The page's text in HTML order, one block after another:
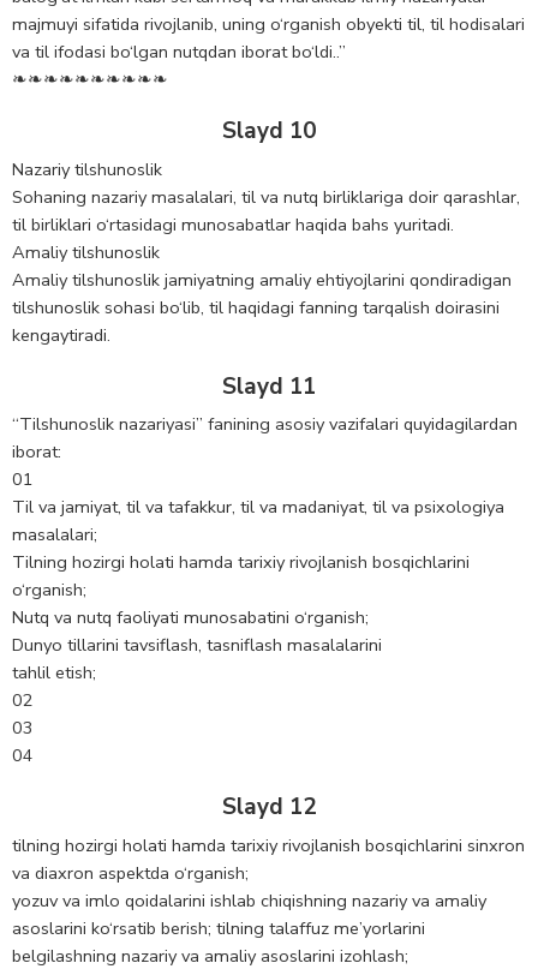
majmuyi sifatida rivojlanib, uning o‘rganish obyekti til, til hodisalari
va til ifodasi bo‘lgan nutqdan iborat bo‘ldi..”
❧❧❧❧❧❧❧❧❧❧
Slayd 10
Nazariy tilshunoslik
Sohaning nazariy masalalari, til va nutq birliklariga doir qarashlar,
til birliklari o‘rtasidagi munosabatlar haqida bahs yuritadi.
Amaliy tilshunoslik
Amaliy tilshunoslik jamiyatning amaliy ehtiyojlarini qondiradigan
tilshunoslik sohasi bo‘lib, til haqidagi fanning tarqalish doirasini
kengaytiradi.
Slayd 11
“Tilshunoslik nazariyasi” fanining asosiy vazifalari quyidagilardan
iborat:
01
Til va jamiyat, til va tafakkur, til va madaniyat, til va psixologiya
masalalari;
Tilning hozirgi holati hamda tarixiy rivojlanish bosqichlarini
o‘rganish;
Nutq va nutq faoliyati munosabatini o‘rganish;
Dunyo tillarini tavsiflash, tasniflash masalalarini
tahlil etish;
02
03
04
Slayd 12
tilning hozirgi holati hamda tarixiy rivojlanish bosqichlarini sinxron
va diaxron aspektda o‘rganish;
yozuv va imlo qoidalarini ishlab chiqishning nazariy va amaliy
asoslarini ko‘rsatib berish; tilning talaffuz me’yorlarini
belgilashning nazariy va amaliy asoslarini izohlash;